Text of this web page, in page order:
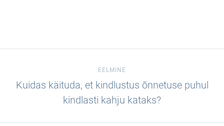
EELMINE
Kuidas käituda, et kindlustus õnnetuse puhul
kindlasti kahju kataks?